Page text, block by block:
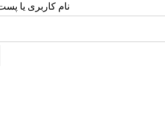
نام کاربری یا